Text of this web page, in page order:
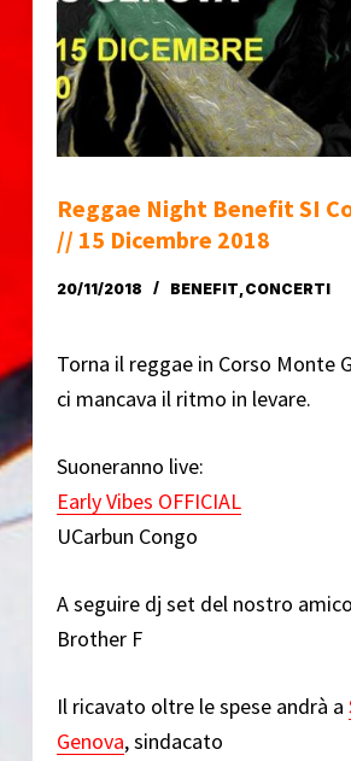
Reggae Night Benefit SI
// 15 Dicembre 2018
20/11/2018 BENEFIT,CONCERTI
Torna il reggae in Corso Monte
ci mancava il ritmo in levare.
Suoneranno live:
Early Vibes OFFICIAL
UCarbun Congo
A seguire dj set del nostro
Brother F
Il ricavato oltre le spese andrà a
Genova, sindacato